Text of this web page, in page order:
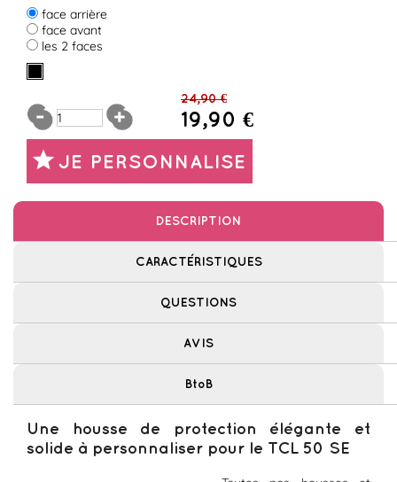
face arrière
face avant
les 2 faces
24,90 €
19,90 €
JE PERSONNALISE
DESCRIPTION
CARACTÉRISTIQUES
QUESTIONS
AVIS
BtoB
Une housse de protection élégante et
solide à personnaliser pour le TCL 50 SE